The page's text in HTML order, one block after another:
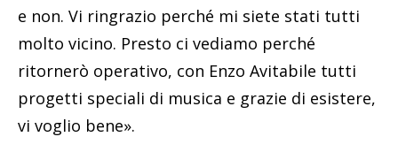
e non. Vi ringrazio perché mi siete stati tutti
molto vicino. Presto ci vediamo perché
ritornerò operativo, con Enzo Avitabile tutti
progetti speciali di musica e grazie di esistere,
vi voglio bene».